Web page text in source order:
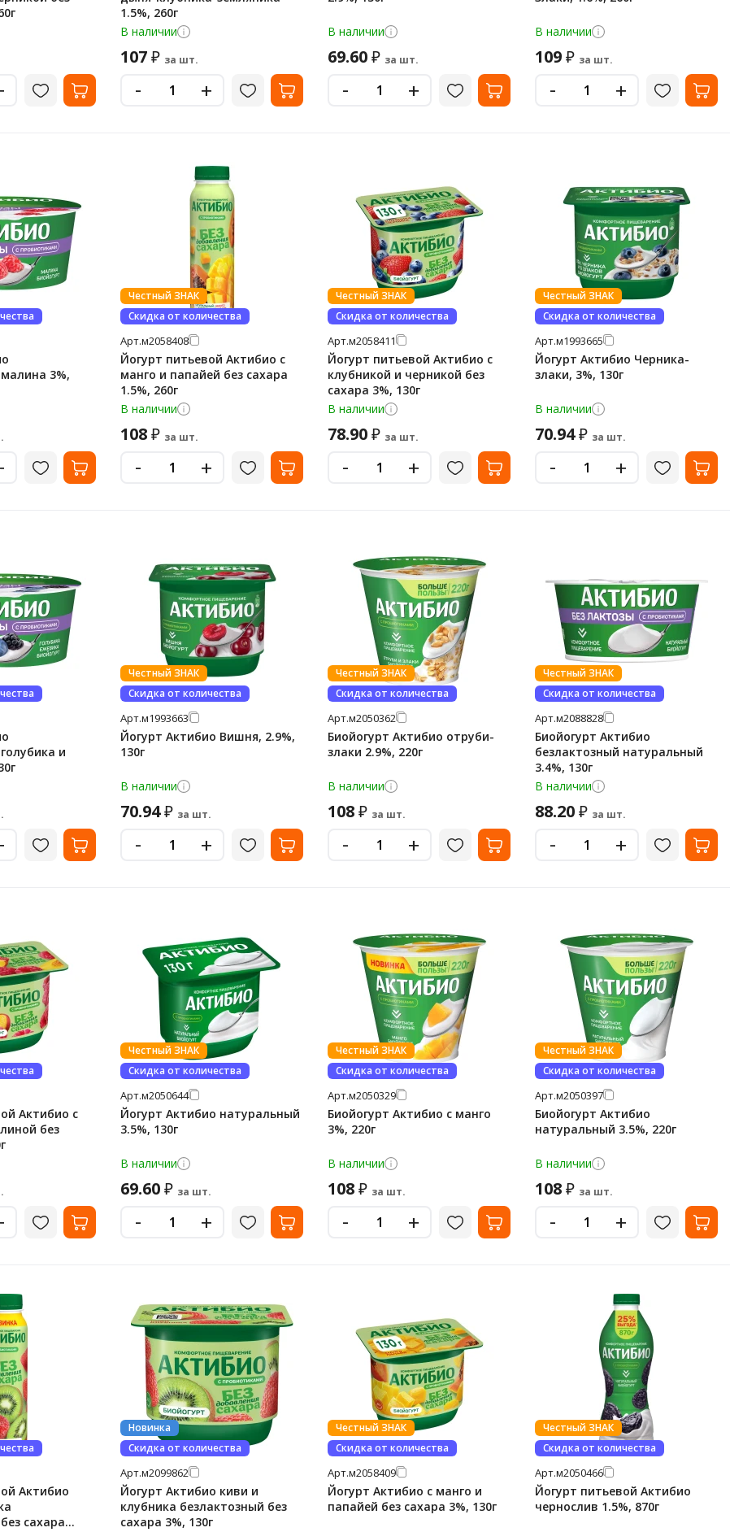
1.5%, 260г
В наличии
107₽ за шт.
- +
В наличии
69.60₽ за шт.
- +
В наличии
109₽ за шт.
- +
3%,
Честный ЗНАК
Скидка от количества
Арт.м2058408
Йогурт питьевой Актибио с
манго и папайей без сахара
1.5%, 260г
В наличии
108₽ за шт.
- +
Честный ЗНАК
Скидка от количества
Арт.м2058411
Йогурт питьевой Актибио с
клубникой и черникой без
сахара 3%, 130г
В наличии
78.90₽ за шт.
- +
Честный ЗНАК
Скидка от количества
Арт.м1993665
Йогурт Актибио Черника-
злаки, 3%, 130г
В наличии
70.94₽ за шт.
- +
и
Честный ЗНАК
Скидка от количества
Арт.м1993663
Йогурт Актибио Вишня, 2.9%,
130г
В наличии
70.94₽ за шт.
- +
Честный ЗНАК
Скидка от количества
Арт.м2050362
Биойогурт Актибио отруби-
злаки 2.9%, 220г
В наличии
108₽ за шт.
- +
Честный ЗНАК
Скидка от количества
Арт.м2088828
Биойогурт Актибио
безлактозный натуральный
3.4%, 130г
В наличии
88.20₽ за шт.
- +
Актибио с
без
Честный ЗНАК
Скидка от количества
Арт.м2050644
Йогурт Актибио натуральный
3.5%, 130г
В наличии
69.60₽ за шт.
- +
Честный ЗНАК
Скидка от количества
Арт.м2050329
Биойогурт Актибио с манго
3%, 220г
В наличии
108₽ за шт.
- +
Честный ЗНАК
Скидка от количества
Арт.м2050397
Биойогурт Актибио
натуральный 3.5%, 220г
В наличии
108₽ за шт.
- +
Актибио
сахара
Новинка
Скидка от количества
Арт.м2099862
Йогурт Актибио киви и
клубника безлактозный без
сахара 3%, 130г
Честный ЗНАК
Скидка от количества
Арт.м2058409
Йогурт Актибио с манго и
папайей без сахара 3%, 130г
Честный ЗНАК
Скидка от количества
Арт.м2050466
Йогурт питьевой Актибио
чернослив 1.5%, 870г